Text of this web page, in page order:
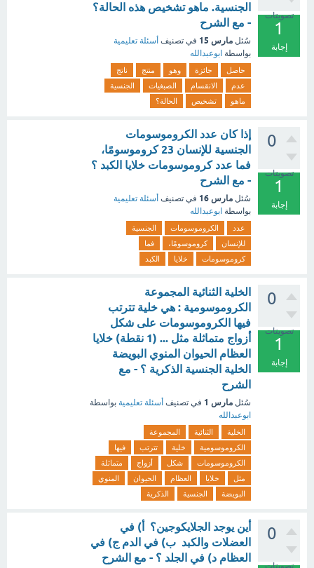
تصويتات
1
إجابة
الجنسية. ماهو تشخيص هذه الحالة؟
- مع الشرح
سُئل مارس 15 في تصنيف أسئلة تعليمية
بواسطة ابوعبدالله
حاصل جائزة وهو منتج
ناتج
عدم
الانقسام الصبغيات
الجنسية
ماهو
تشخيص الحالة؟
0
تصويتات
1
إجابة
إذا كان عدد الكروموسومات
الجنسية للإنسان 23 كروموسومًا،
فما عدد كروموسومات خلايا الكبد ؟
- مع الشرح
سُئل مارس 16 في تصنيف أسئلة تعليمية
بواسطة ابوعبدالله
عدد الكروموسومات
الجنسية
للإنسان
كروموسومًا،
فما
كروموسومات
خلايا الكبد
0
تصويتات
1
إجابة
الخلية الثنائية المجموعة
الكروموسومية : هي خلية تترتب
فيها الكروموسومات على شكل
أزواج متماثلة مثل ... (1 نقطة) خلايا
العظام الحيوان المنوي البويضة
الخلية الجنسية الذكرية ؟ - مع
الشرح
سُئل مارس 1 في تصنيف أسئلة تعليمية بواسطة
ابوعبدالله
الخلية الثنائية
المجموعة
الكروموسومية
خلية تترتب
فيها
الكروموسومات
شكل أزواج
متماثلة
مثل
خلايا العظام الحيوان
المنوي
البويضة
الجنسية الذكرية
0
تصويتات
أين يوجد الجلايكوجين؟ أ) في
العضلات والكبد ب) في الدم ج) في
العظام د) في الجلد ؟ - مع الشرح